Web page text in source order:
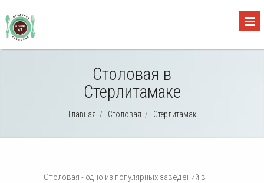
Столовая в
Стерлитамаке
Главная / Столовая / Стерлитамак
Столовая - одно из популярных заведений в